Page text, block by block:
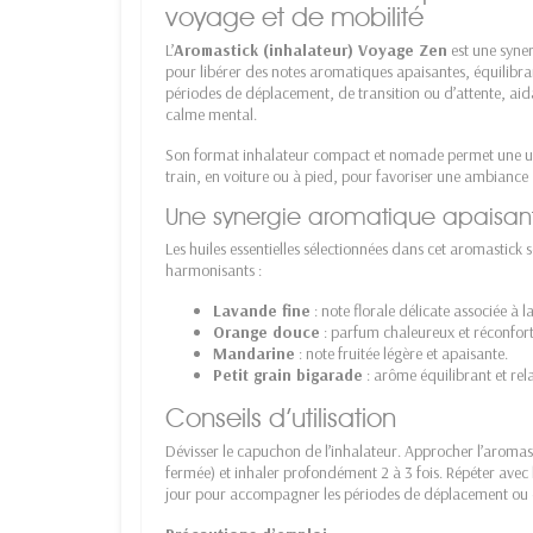
voyage et de mobilité
L’Aromastick (inhalateur) Voyage Zen est une
pour libérer des notes aromatiques apaisantes,
périodes de déplacement, de transition ou d’attente,
calme mental.
Son format inhalateur compact et nomade permet une
train, en voiture ou à pied, pour favoriser une
Une synergie aromatique
Les huiles essentielles sélectionnées dans cet
harmonisants :
Lavande fine : note florale délicate associée à
Orange douce : parfum chaleureux et
Mandarine : note fruitée légère et apaisante.
Petit grain bigarade : arôme équilibrant et
Conseils d’utilisation
Dévisser le capuchon de l’inhalateur. Approcher
fermée) et inhaler profondément 2 à 3 fois. Répéter
jour pour accompagner les périodes de déplacement ou